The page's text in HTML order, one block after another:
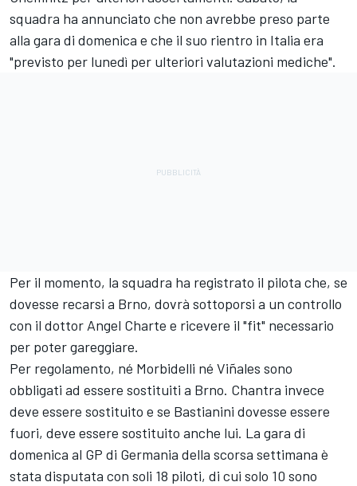
squadra ha annunciato che non avrebbe preso parte
alla gara di domenica e che il suo rientro in Italia era
"previsto per lunedì per ulteriori valutazioni mediche".
Per il momento, la squadra ha registrato il pilota che, se
dovesse recarsi a Brno, dovrà sottoporsi a un controllo
con il dottor Angel Charte e ricevere il "fit" necessario
per poter gareggiare.
Per regolamento, né Morbidelli né Viñales sono
obbligati ad essere sostituiti a Brno. Chantra invece
deve essere sostituito e se Bastianini dovesse essere
fuori, deve essere sostituito anche lui. La gara di
domenica al GP di Germania della scorsa settimana è
stata disputata con soli 18 piloti, di cui solo 10 sono